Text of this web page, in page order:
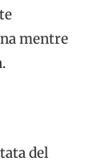
mentre
del